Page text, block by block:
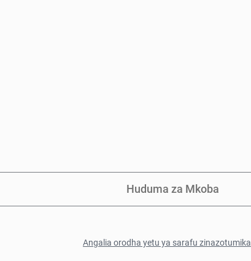
Huduma za Mkoba
Angalia orodha yetu ya sarafu zinazotumika